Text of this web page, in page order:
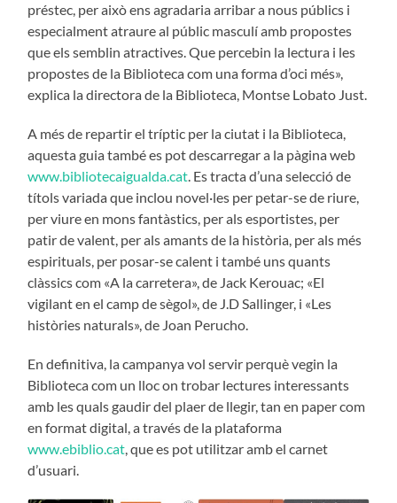
préstec, per això ens agradaria arribar a nous públics i
especialment atraure al públic masculí amb propostes
que els semblin atractives. Que percebin la lectura i les
propostes de la Biblioteca com una forma d’oci més»,
explica la directora de la Biblioteca, Montse Lobato Just.
A més de repartir el tríptic per la ciutat i la Biblioteca,
aquesta guia també es pot descarregar a la pàgina web
www.bibliotecaigualda.cat. Es tracta d’una selecció de
títols variada que inclou novel·les per petar-se de riure,
per viure en mons fantàstics, per als esportistes, per
patir de valent, per als amants de la història, per als més
espirituals, per posar-se calent i també uns quants
clàssics com «A la carretera», de Jack Kerouac; «El
vigilant en el camp de sègol», de J.D Sallinger, i «Les
històries naturals», de Joan Perucho.
En definitiva, la campanya vol servir perquè vegin la
Biblioteca com un lloc on trobar lectures interessants
amb les quals gaudir del plaer de llegir, tan en paper com
en format digital, a través de la plataforma
www.ebiblio.cat, que es pot utilitzar amb el carnet
d’usuari.